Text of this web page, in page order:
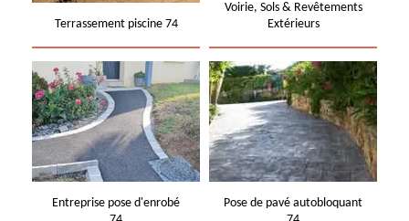
Terrassement piscine 74
Voirie, Sols & Revêtements
Extérieurs
Entreprise pose d'enrobé
Pose de pavé autobloquant